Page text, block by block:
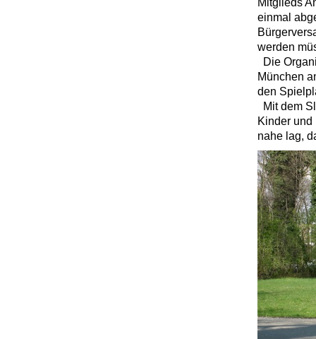
einmal
werden
Die
München
den
Mit dem
Kinder
nahe lag,